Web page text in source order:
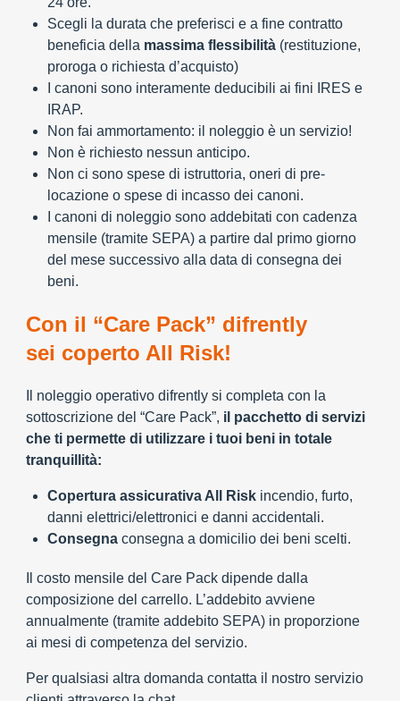
Scegli la durata che preferisci e a fine contratto
beneficia della massima flessibilità (restituzione,
proroga o richiesta d’acquisto)
I canoni sono interamente deducibili ai fini IRES e
IRAP.
Non fai ammortamento: il noleggio è un servizio!
Non è richiesto nessun anticipo.
Non ci sono spese di istruttoria, oneri di pre-
locazione o spese di incasso dei canoni.
I canoni di noleggio sono addebitati con cadenza
mensile (tramite SEPA) a partire dal primo giorno
del mese successivo alla data di consegna dei
beni.
Con il “Care Pack” difrently
sei coperto All Risk!
Il noleggio operativo difrently si completa con la
sottoscrizione del “Care Pack”, il pacchetto di servizi
che ti permette di utilizzare i tuoi beni in totale
tranquillità:
Copertura assicurativa All Risk incendio, furto,
danni elettrici/elettronici e danni accidentali.
Consegna consegna a domicilio dei beni scelti.
Il costo mensile del Care Pack dipende dalla
composizione del carrello. L’addebito avviene
annualmente (tramite addebito SEPA) in proporzione
ai mesi di competenza del servizio.
Per qualsiasi altra domanda contatta il nostro servizio